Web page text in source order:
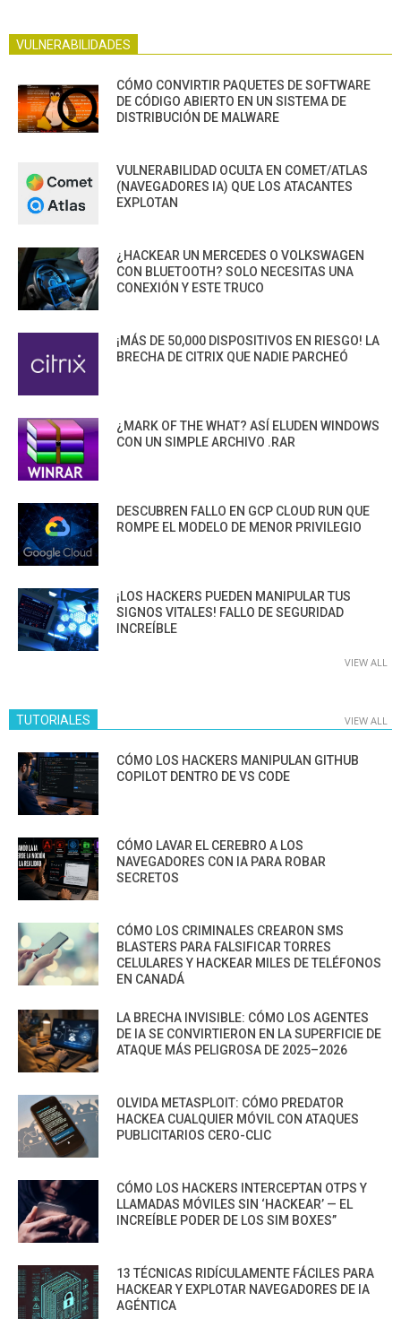
VULNERABILIDADES
CÓMO CONVIRTIR PAQUETES DE SOFTWARE
DE CÓDIGO ABIERTO EN UN SISTEMA DE
DISTRIBUCIÓN DE MALWARE
VULNERABILIDAD OCULTA EN COMET/ATLAS
(NAVEGADORES IA) QUE LOS ATACANTES
EXPLOTAN
¿HACKEAR UN MERCEDES O VOLKSWAGEN
CON BLUETOOTH? SOLO NECESITAS UNA
CONEXIÓN Y ESTE TRUCO
¡MÁS DE 50,000 DISPOSITIVOS EN RIESGO! LA
BRECHA DE CITRIX QUE NADIE PARCHEÓ
¿MARK OF THE WHAT? ASÍ ELUDEN WINDOWS
CON UN SIMPLE ARCHIVO .RAR
DESCUBREN FALLO EN GCP CLOUD RUN QUE
ROMPE EL MODELO DE MENOR PRIVILEGIO
¡LOS HACKERS PUEDEN MANIPULAR TUS
SIGNOS VITALES! FALLO DE SEGURIDAD
INCREÍBLE
VIEW ALL
TUTORIALES VIEW ALL
CÓMO LOS HACKERS MANIPULAN GITHUB
COPILOT DENTRO DE VS CODE
CÓMO LAVAR EL CEREBRO A LOS
NAVEGADORES CON IA PARA ROBAR
SECRETOS
CÓMO LOS CRIMINALES CREARON SMS
BLASTERS PARA FALSIFICAR TORRES
CELULARES Y HACKEAR MILES DE TELÉFONOS
EN CANADÁ
LA BRECHA INVISIBLE: CÓMO LOS AGENTES
DE IA SE CONVIRTIERON EN LA SUPERFICIE DE
ATAQUE MÁS PELIGROSA DE 2025–2026
OLVIDA METASPLOIT: CÓMO PREDATOR
HACKEA CUALQUIER MÓVIL CON ATAQUES
PUBLICITARIOS CERO-CLIC
CÓMO LOS HACKERS INTERCEPTAN OTPS Y
LLAMADAS MÓVILES SIN ‘HACKEAR’ — EL
INCREÍBLE PODER DE LOS SIM BOXES”
13 TÉCNICAS RIDÍCULAMENTE FÁCILES PARA
HACKEAR Y EXPLOTAR NAVEGADORES DE IA
AGÉNTICA